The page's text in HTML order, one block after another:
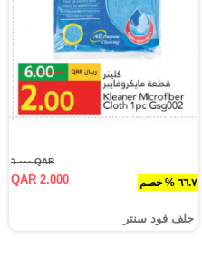
٦٦.٧ % خصم
QAR ٦.٠٠٠
QAR 2.000
جلف فود سنتر